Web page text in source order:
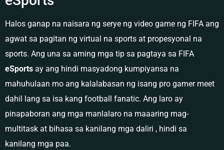
Halos ganap na naisara ng serye ng video game ng FIFA ang
agwat sa pagitan ng virtual na sports at propesyonal na
sports. Ang una sa aming mga tip sa pagtaya sa FIFA
eSports ay ang hindi masyadong kumpiyansa na
mahuhulaan mo ang kalalabasan ng isang pro gamer meet
dahil lang sa isa kang football fanatic. Ang laro ay
pinapaboran ang mga manlalaro na maaaring mag-
multitask at bihasa sa kanilang mga daliri , hindi sa
kanilang mga paa.